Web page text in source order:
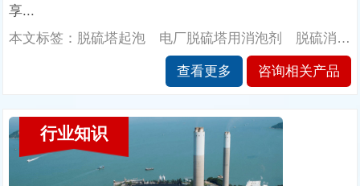
享...
本文标签：脱硫塔起泡 电厂脱硫塔用消泡剂 脱硫消泡剂 电厂脱硫聚醚消泡剂 脱硫塔浆液消泡剂 脱硫消泡剂厂家 南辉消泡剂
查看更多 咨询相关产品
行业知识